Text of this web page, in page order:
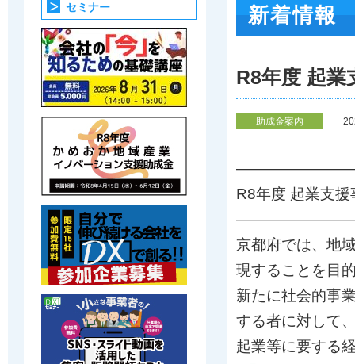
新着情報
R8年度 起業
助成金案内
R8年度 起業支
京都府では、地
現することを目
新たに社会的事
する者に対して
起業等に要する
セミナー